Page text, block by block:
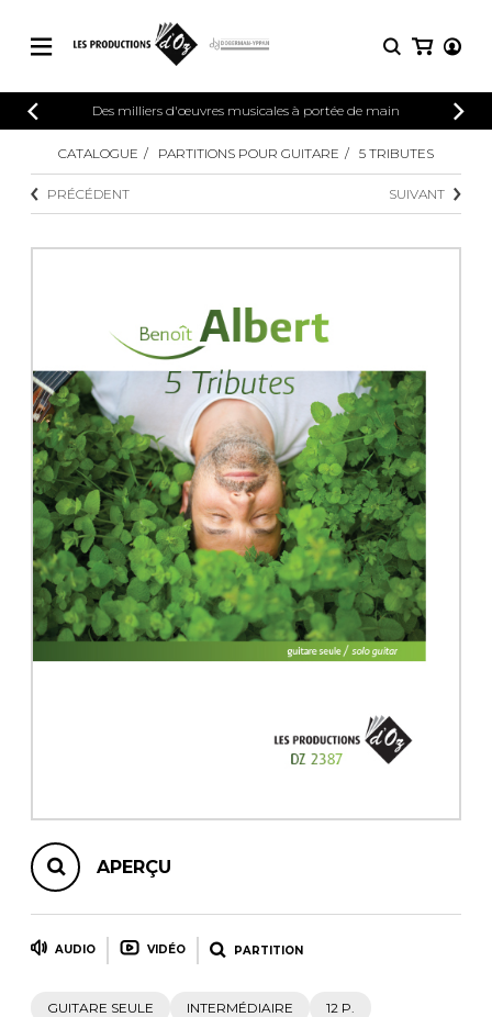
CATALOGUE
Explorez notre catalogue de partitions
riche en œuvres originales et en
arrangements de qualité.
PARTITIONS POUR GUITARE
PARTITIONS POUR AUTRES
INSTRUMENTS
PARTITIONS POUR ENSEMBLES
AUTRES PRODUITS
CONNEXION
INSCRIPTION
Des milliers d'œuvres musicales à portée de main
PARTITIONS
Méthodes
Orchestre de guitares
Concerto pour
Guitare et un autre
Musique de chambre
CATALOGUE PARTITIONS POUR GUITARE 5 TRIBUTES
PRÉCÉDENT SUIVANT
APERÇU
AUDIO VIDÉO PARTITION
GUITARE SEULE INTERMÉDIAIRE 12 P.